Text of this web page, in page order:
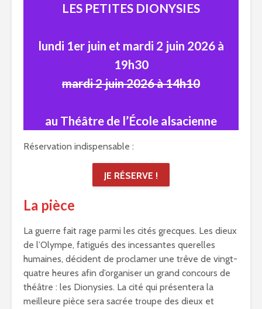
LES PETITES DIONYSIES
lundi 1er juin et mardi 2 juin 2026 à
19h30
mardi 2 juin 2026 à 14h10
au Théâtre de l’École alsacienne
Réservation indispensable :
JE RÉSERVE !
La pièce
La guerre fait rage parmi les cités grecques. Les dieux
de l’Olympe, fatigués des incessantes querelles
humaines, décident de proclamer une trêve de vingt-
quatre heures afin d’organiser un grand concours de
théâtre : les Dionysies. La cité qui présentera la
meilleure pièce sera sacrée troupe des dieux et